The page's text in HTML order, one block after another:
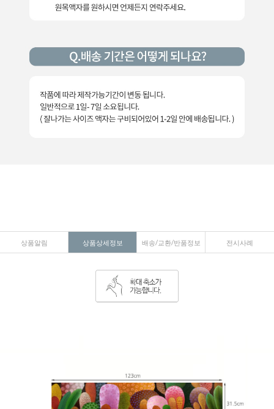
상품알림 상품상세정보 배송/교환/반품정보 전시사례